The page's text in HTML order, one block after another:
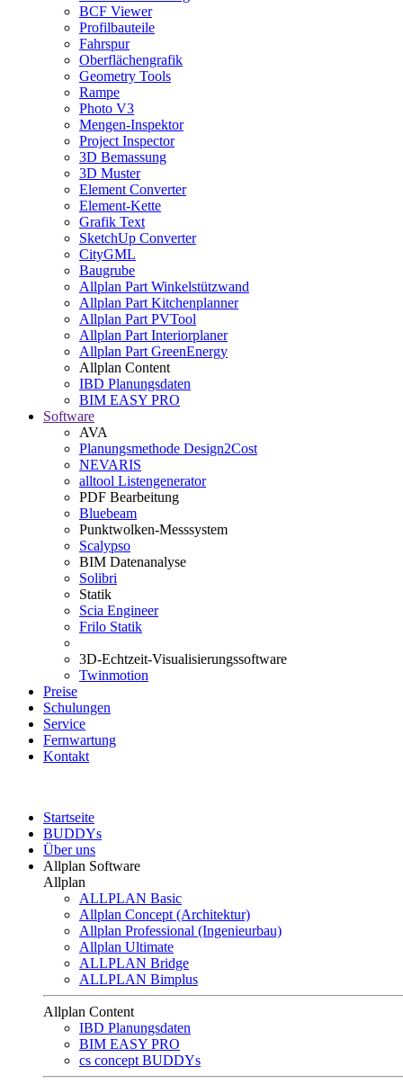
BCF Viewer
Profilbauteile
Fahrspur
Oberflächengrafik
Geometry Tools
Rampe
Photo V3
Mengen-Inspektor
Project Inspector
3D Bemassung
3D Muster
Element Converter
Element-Kette
Grafik Text
SketchUp Converter
CityGML
Baugrube
Allplan Part Winkelstützwand
Allplan Part Kitchenplanner
Allplan Part PVTool
Allplan Part Interiorplaner
Allplan Part GreenEnergy
Allplan Content
IBD Planungsdaten
BIM EASY PRO
Software
AVA
Planungsmethode Design2Cost
NEVARIS
alltool Listengenerator
PDF Bearbeitung
Bluebeam
Punktwolken-Messsystem
Scalypso
BIM Datenanalyse
Solibri
Statik
Scia Engineer
Frilo Statik
3D-Echtzeit-Visualisierungssoftware
Twinmotion
Preise
Schulungen
Service
Fernwartung
Kontakt
Startseite
BUDDYs
Über uns
Allplan Software
Allplan
ALLPLAN Basic
Allplan Concept (Architektur)
Allplan Professional (Ingenieurbau)
Allplan Ultimate
ALLPLAN Bridge
ALLPLAN Bimplus
Allplan Content
IBD Planungsdaten
BIM EASY PRO
cs concept BUDDYs